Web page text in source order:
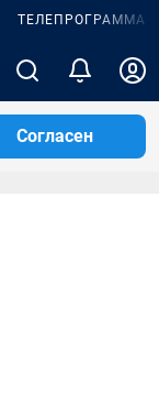
ТЕЛЕПРОГРАММА
Согласен